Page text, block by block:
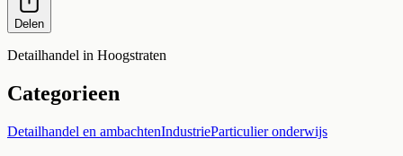
Delen
Detailhandel in Hoogstraten
Categorieen
Detailhandel en ambachtenIndustrieParticulier onderwijs